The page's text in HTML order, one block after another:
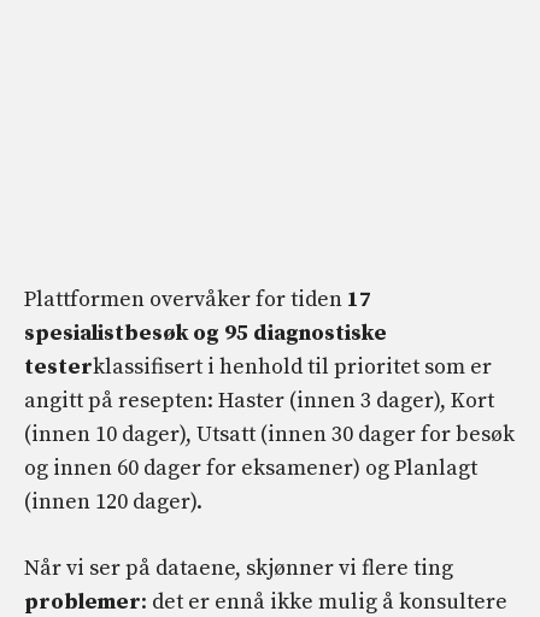
Plattformen overvåker for tiden 17
spesialistbesøk og 95 diagnostiske
testerklassifisert i henhold til prioritet som er
angitt på resepten: Haster (innen 3 dager), Kort
(innen 10 dager), Utsatt (innen 30 dager for besøk
og innen 60 dager for eksamener) og Planlagt
(innen 120 dager).
Når vi ser på dataene, skjønner vi flere ting
problemer: det er ennå ikke mulig å konsultere